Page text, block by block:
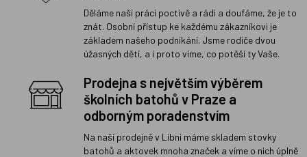
Děláme naši práci poctivě a rádi a doufáme, že je to
znát. Osobní přístup ke každému zákazníkovi je
základem našeho podnikání. Jsme rodiče dvou
úžasných dětí, a i proto víme, co potěší ty Vaše.
Prodejna s největším výběrem
školních batohů v Praze a
odborným poradenstvím
Na naší prodejně v Libni máme skladem stovky
batohů a aktovek mnoha značek a víme o nich úplně